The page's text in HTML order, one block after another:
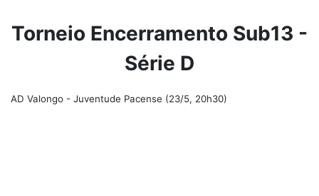
Torneio Encerramento Sub13 -
Série D
AD Valongo - Juventude Pacense (23/5, 20h30)